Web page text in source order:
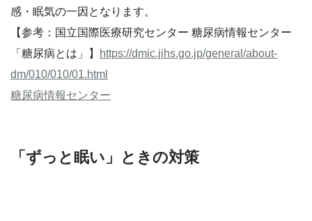
感・眠気の一因となります。
【参考：国立国際医療研究センター 糖尿病情報センター
「糖尿病とは」】
https://dmic.jihs.go.jp/general/about-
dm/010/010/01.html
糖尿病情報センター
「ずっと眠い」ときの対策